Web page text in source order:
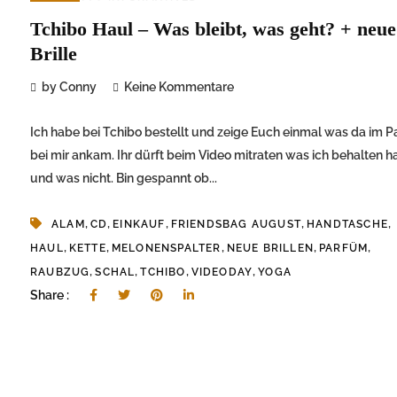
Tchibo Haul – Was bleibt, was geht? + neue
Brille
by Conny Keine Kommentare
Ich habe bei Tchibo bestellt und zeige Euch einmal was da im
bei mir ankam. Ihr dürft beim Video mitraten was ich behalten
und was nicht. Bin gespannt ob...
ALAM, CD, EINKAUF, FRIENDSBAG AUGUST, HANDTASCHE,
HAUL, KETTE, MELONENSPALTER, NEUE BRILLEN, PARFÜM,
RAUBZUG,SCHAL,TCHIBO, VIDEODAY,YOGA
Share :